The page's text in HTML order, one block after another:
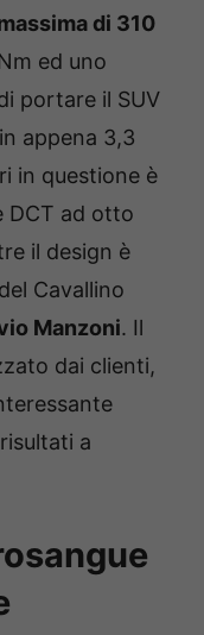
di 310
ed uno
portare il SUV
appena 3,3
in questione è
DCT ad otto
il design è
Cavallino
Manzoni. Il
dai clienti,
a